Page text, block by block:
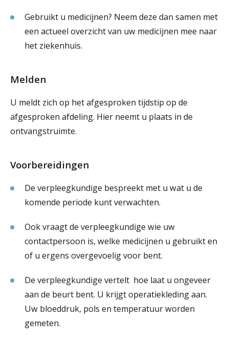
Gebruikt u medicijnen? Neem deze dan samen met
een actueel overzicht van uw medicijnen mee naar
het ziekenhuis.
Melden
U meldt zich op het afgesproken tijdstip op de
afgesproken afdeling. Hier neemt u plaats in de
ontvangstruimte.
Voorbereidingen
De verpleegkundige bespreekt met u wat u de
komende periode kunt verwachten.
Ook vraagt de verpleegkundige wie uw
contactpersoon is, welke medicijnen u gebruikt en
of u ergens overgevoelig voor bent.
De verpleegkundige vertelt hoe laat u ongeveer
aan de beurt bent. U krijgt operatiekleding aan.
Uw bloeddruk, pols en temperatuur worden
gemeten.